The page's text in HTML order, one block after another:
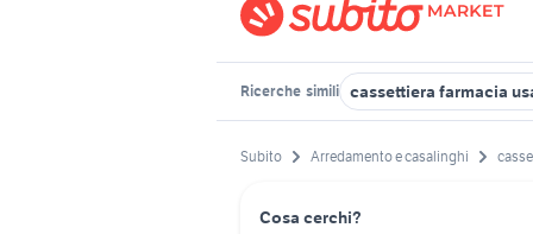
Ricerche simili cassettiera farmacia
Subito Arredamento e casalinghi
Cosa cerchi?